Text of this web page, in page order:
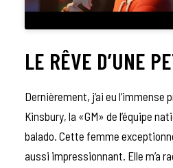
LE RÊVE D’UNE
Dernièrement, j’ai eu l’immense
Kinsbury, la «GM» de l’équipe
balado. Cette femme
aussi impressionnant. Elle m’a